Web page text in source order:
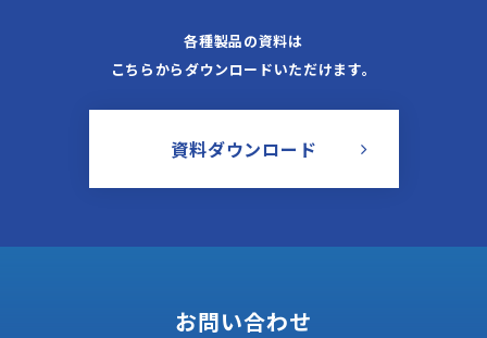
各種製品の資料は
こちらからダウンロードいただけます。
資料ダウンロード
お問い合わせ